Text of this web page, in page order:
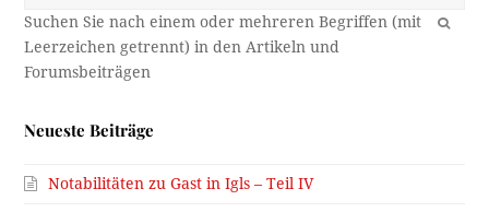
OK
Neueste Beiträge
Notabilitäten zu Gast in Igls – Teil IV